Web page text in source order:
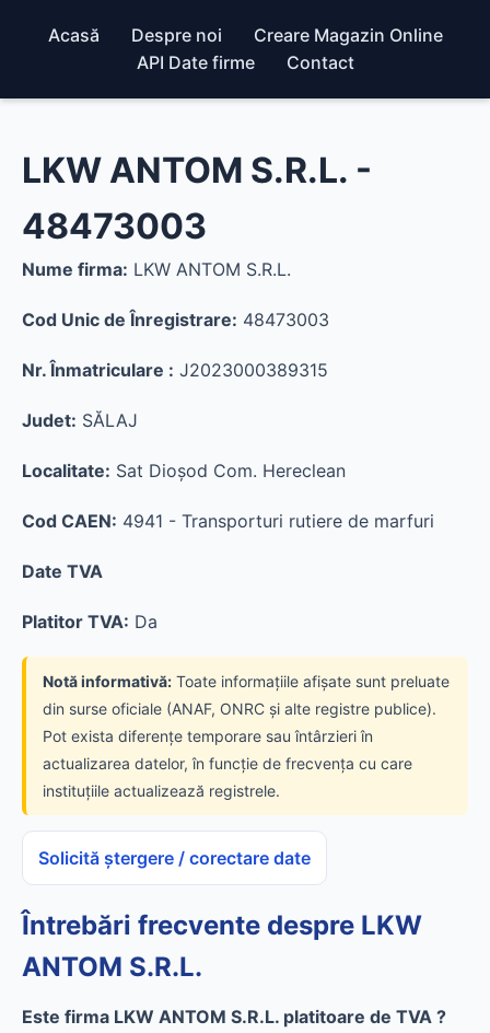
Acasă Despre noi
Creare Magazin Online
API Date firme
Contact
LKW ANTOM S.R.L. -
48473003
Nume firma: LKW ANTOM S.R.L.
Cod Unic de Înregistrare: 48473003
Nr. Înmatriculare : J2023000389315
Judet: SĂLAJ
Localitate: Sat Dioşod Com. Hereclean
Cod CAEN: 4941 - Transporturi rutiere de marfuri
Date TVA
Platitor TVA: Da
Notă informativă: Toate informațiile afișate sunt preluate
din surse oficiale (ANAF, ONRC și alte registre publice).
Pot exista diferențe temporare sau întârzieri în
actualizarea datelor, în funcție de frecvența cu care
instituțiile actualizează registrele.
Solicită ștergere / corectare date
Întrebări frecvente despre LKW
ANTOM S.R.L.
Este firma LKW ANTOM S.R.L. platitoare de TVA ?